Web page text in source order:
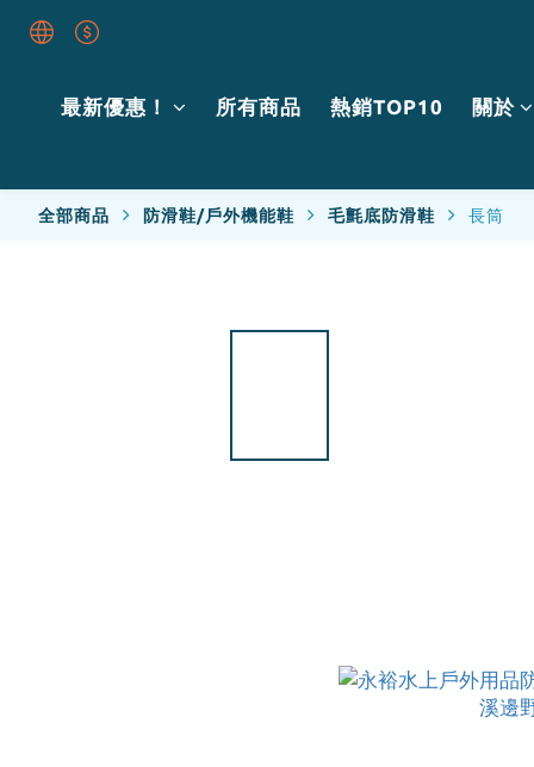
最新優惠！ 所有商品 熱銷TOP10 關於
全部商品 防滑鞋/戶外機能鞋 毛氈底防滑鞋 長筒